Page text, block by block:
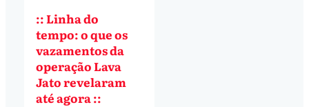
:: Linha do
tempo: o que os
vazamentos da
operação Lava
Jato revelaram
até agora ::